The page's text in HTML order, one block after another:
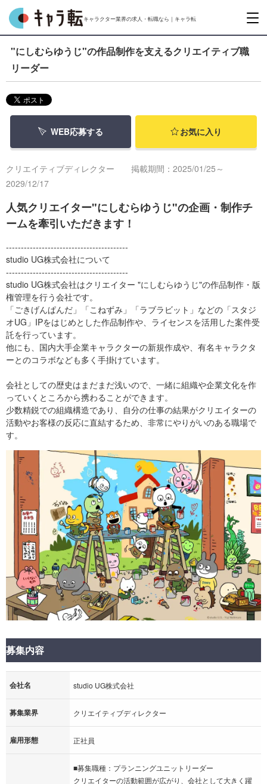
キャラクター業界の求人・転職なら｜キャラ転
"にしむらゆうじ"の作品制作を支えるクリエイティブ職
リーダー
WEB応募する お気に入り
クリエイティブディレクター
掲載期間：2025/01/25～
2029/12/17
人気クリエイター"にしむらゆうじ"の企画・制作チ
ームを牽引いただきます！
-----------------------------------------
studio UG株式会社について
-----------------------------------------
studio UG株式会社はクリエイター "にしむらゆうじ"の作品制作・版
権管理を行う会社です。
「ごきげんぱんだ」「こねずみ」「ラブラビット」などの「スタジ
オUG」IPをはじめとした作品制作や、ライセンスを活用した案件受
託を行っています。
他にも、国内大手企業キャラクターの新規作成や、有名キャラクタ
ーとのコラボなども多く手掛けています。
会社としての歴史はまだまだ浅いので、一緒に組織や企業文化を作
っていくところから携わることができます。
少数精鋭での組織構造であり、自分の仕事の結果がクリエイターの
活動やお客様の反応に直結するため、非常にやりがいのある職場で
す。
募集内容
会社名 studio UG株式会社
募集業界 クリエイティブディレクター
雇用形態 正社員
■募集職種：プランニングユニットリーダー
クリエイターの活動範囲が広がり、会社として大きく躍